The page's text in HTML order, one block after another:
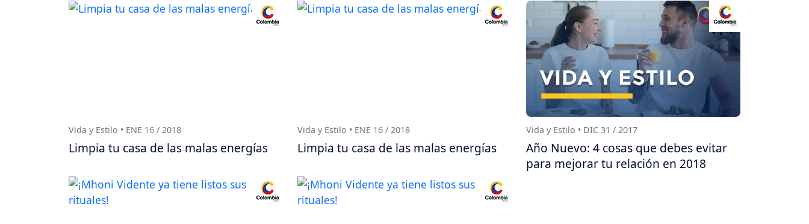
Vida y Estilo • ENE 16 / 2018
Limpia tu casa de las malas energías
Vida y Estilo • ENE 16 / 2018
Limpia tu casa de las malas energías
Vida y Estilo • DIC 31 / 2017
Año Nuevo: 4 cosas que debes evitar
para mejorar tu relación en 2018